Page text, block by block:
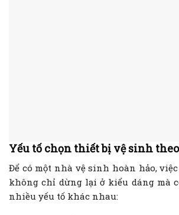
Yếu tố chọn thiết bị vệ sinh
Để có một nhà vệ sinh hoàn hảo,
không chỉ dừng lại ở kiểu dáng mà
nhiều yếu tố khác nhau: